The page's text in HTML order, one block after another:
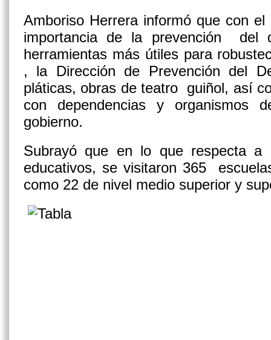
Amboriso Herrera informó que con
importancia de la prevención
herramientas más útiles para
, la Dirección de Prevención del
pláticas, obras de teatro guiñol, así
con dependencias y
gobierno.
Subrayó que en lo que respecta a
educativos, se visitaron 365
como 22 de nivel medio superior y